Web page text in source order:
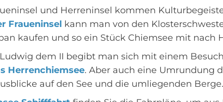
und Herreninsel kommen
Fraueninsel kann man von den
kaufen und so ein Stück Chiemsee mit nach
dem II begibt man sich mit einem
Herrenchiemsee. Aber auch eine Umrundung
auf den See und die umliegenden Berge.